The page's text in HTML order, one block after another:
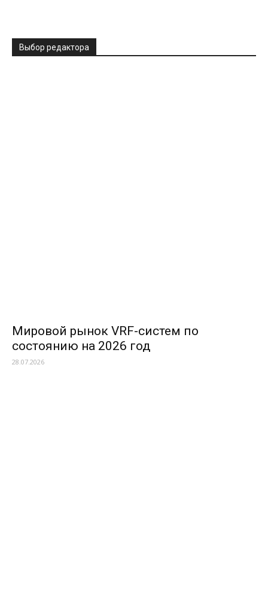
Выбор редактора
Мировой рынок VRF-систем по
состоянию на 2026 год
28.07.2026